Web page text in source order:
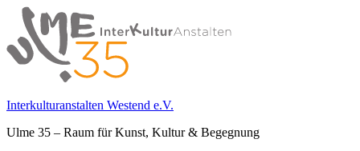
Springe
zum
Inhalt
Interkulturanstalten Westend e.V.
Ulme 35 – Raum für Kunst, Kultur & Begegnung